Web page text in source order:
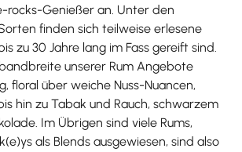
rocks-Genießer an. Unter den
finden sich teilweise erlesene
zu 30 Jahre lang im Fass gereift sind.
unserer Rum Angebote
floral über weiche Nuss-Nuancen,
hin zu Tabak und Rauch, schwarzem
Im Übrigen sind viele Rums,
als Blends ausgewiesen, sind also